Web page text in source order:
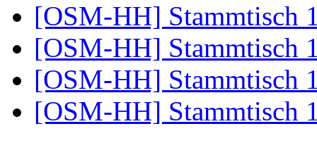
[OSM-HH] Stammtisch
[OSM-HH] Stammtisch
[OSM-HH] Stammtisch
[OSM-HH] Stammtisch